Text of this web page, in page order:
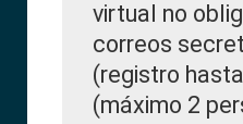
virtual no
correos
(registro
(máximo 2